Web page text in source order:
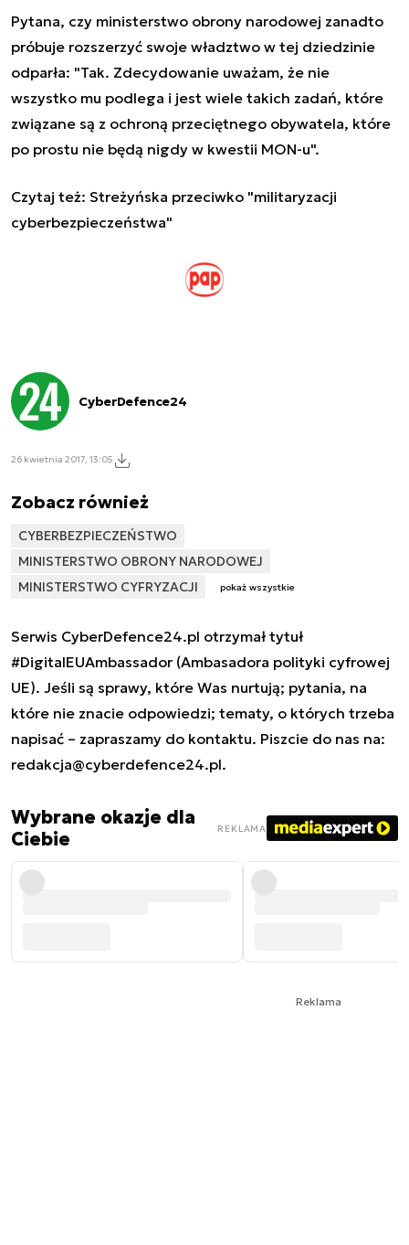
Pytana, czy ministerstwo obrony narodowej zanadto
próbuje rozszerzyć swoje władztwo w tej dziedzinie
odparła: "Tak. Zdecydowanie uważam, że nie
wszystko mu podlega i jest wiele takich zadań, które
związane są z ochroną przeciętnego obywatela, które
po prostu nie będą nigdy w kwestii MON-u".
Czytaj też: Streżyńska przeciwko "militaryzacji
cyberbezpieczeństwa"
CyberDefence24
26 kwietnia 2017, 13:05
Zobacz również
CYBERBEZPIECZEŃSTWO
MINISTERSTWO OBRONY NARODOWEJ
MINISTERSTWO CYFRYZACJI
pokaż wszystkie
Serwis CyberDefence24.pl otrzymał tytuł
#DigitalEUAmbassador (Ambasadora polityki cyfrowej
UE). Jeśli są sprawy, które Was nurtują; pytania, na
które nie znacie odpowiedzi; tematy, o których trzeba
napisać – zapraszamy do kontaktu. Piszcie do nas na:
redakcja@cyberdefence24.pl.
Wybrane okazje dla
Ciebie
REKLAMA
Reklama